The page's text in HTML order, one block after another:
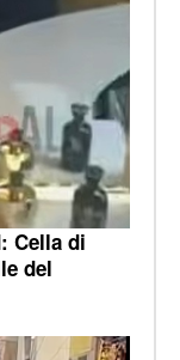
Cella di
del